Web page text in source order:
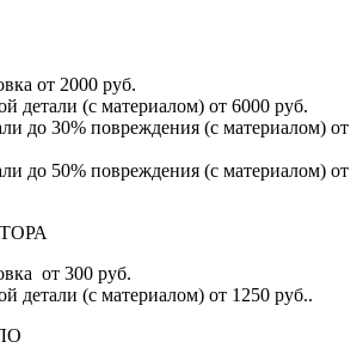
от 2000 руб.
детали (с материалом) от 6000 руб.
до 30% повреждения (с материалом) от
до 50% повреждения (с материалом) от
от 300 руб.
детали (с материалом) от 1250 руб..